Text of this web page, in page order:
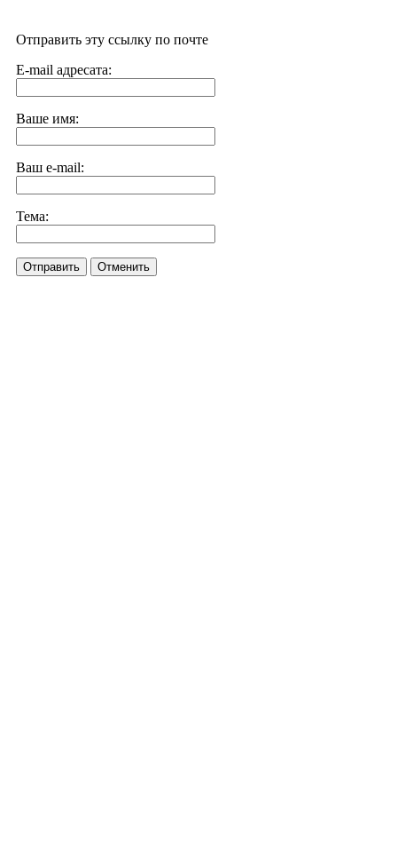
Отправить эту ссылку по почте
E-mail адресата:
Ваше имя:
Ваш e-mail:
Тема:
Отправить Отменить